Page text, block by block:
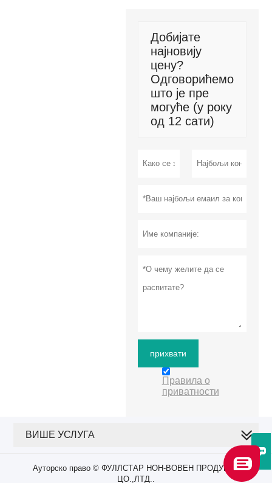

Добијате
најновију
цену?
Одговорићемо
што је пре
могуће (у року
од 12 сати)
прихвати
Правила о
приватности
ВИШЕ УСЛУГА
Ауторско право © ФУЛЛСТАР НОН-ВОВЕН ПРОДУЦТС
ЦО.,ЛТД..